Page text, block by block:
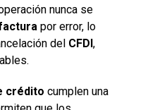
nunca se
por error, lo
del CFDI,
crédito cumplen una